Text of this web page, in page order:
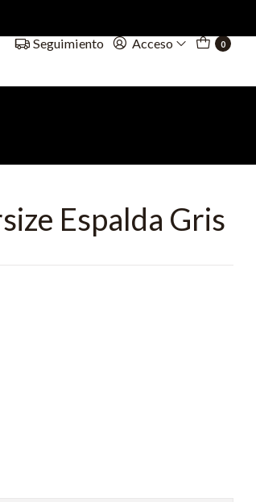
Seguimiento Acceso 0
Espalda Gris